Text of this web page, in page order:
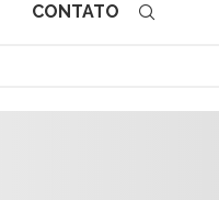
CONTATO